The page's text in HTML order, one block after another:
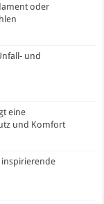
oder
und
eine
und Komfort
inspirierende